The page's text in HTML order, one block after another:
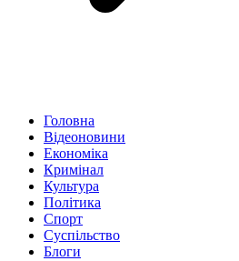
Головна
Відеоновини
Економіка
Кримінал
Культура
Політика
Спорт
Суспільство
Блоги